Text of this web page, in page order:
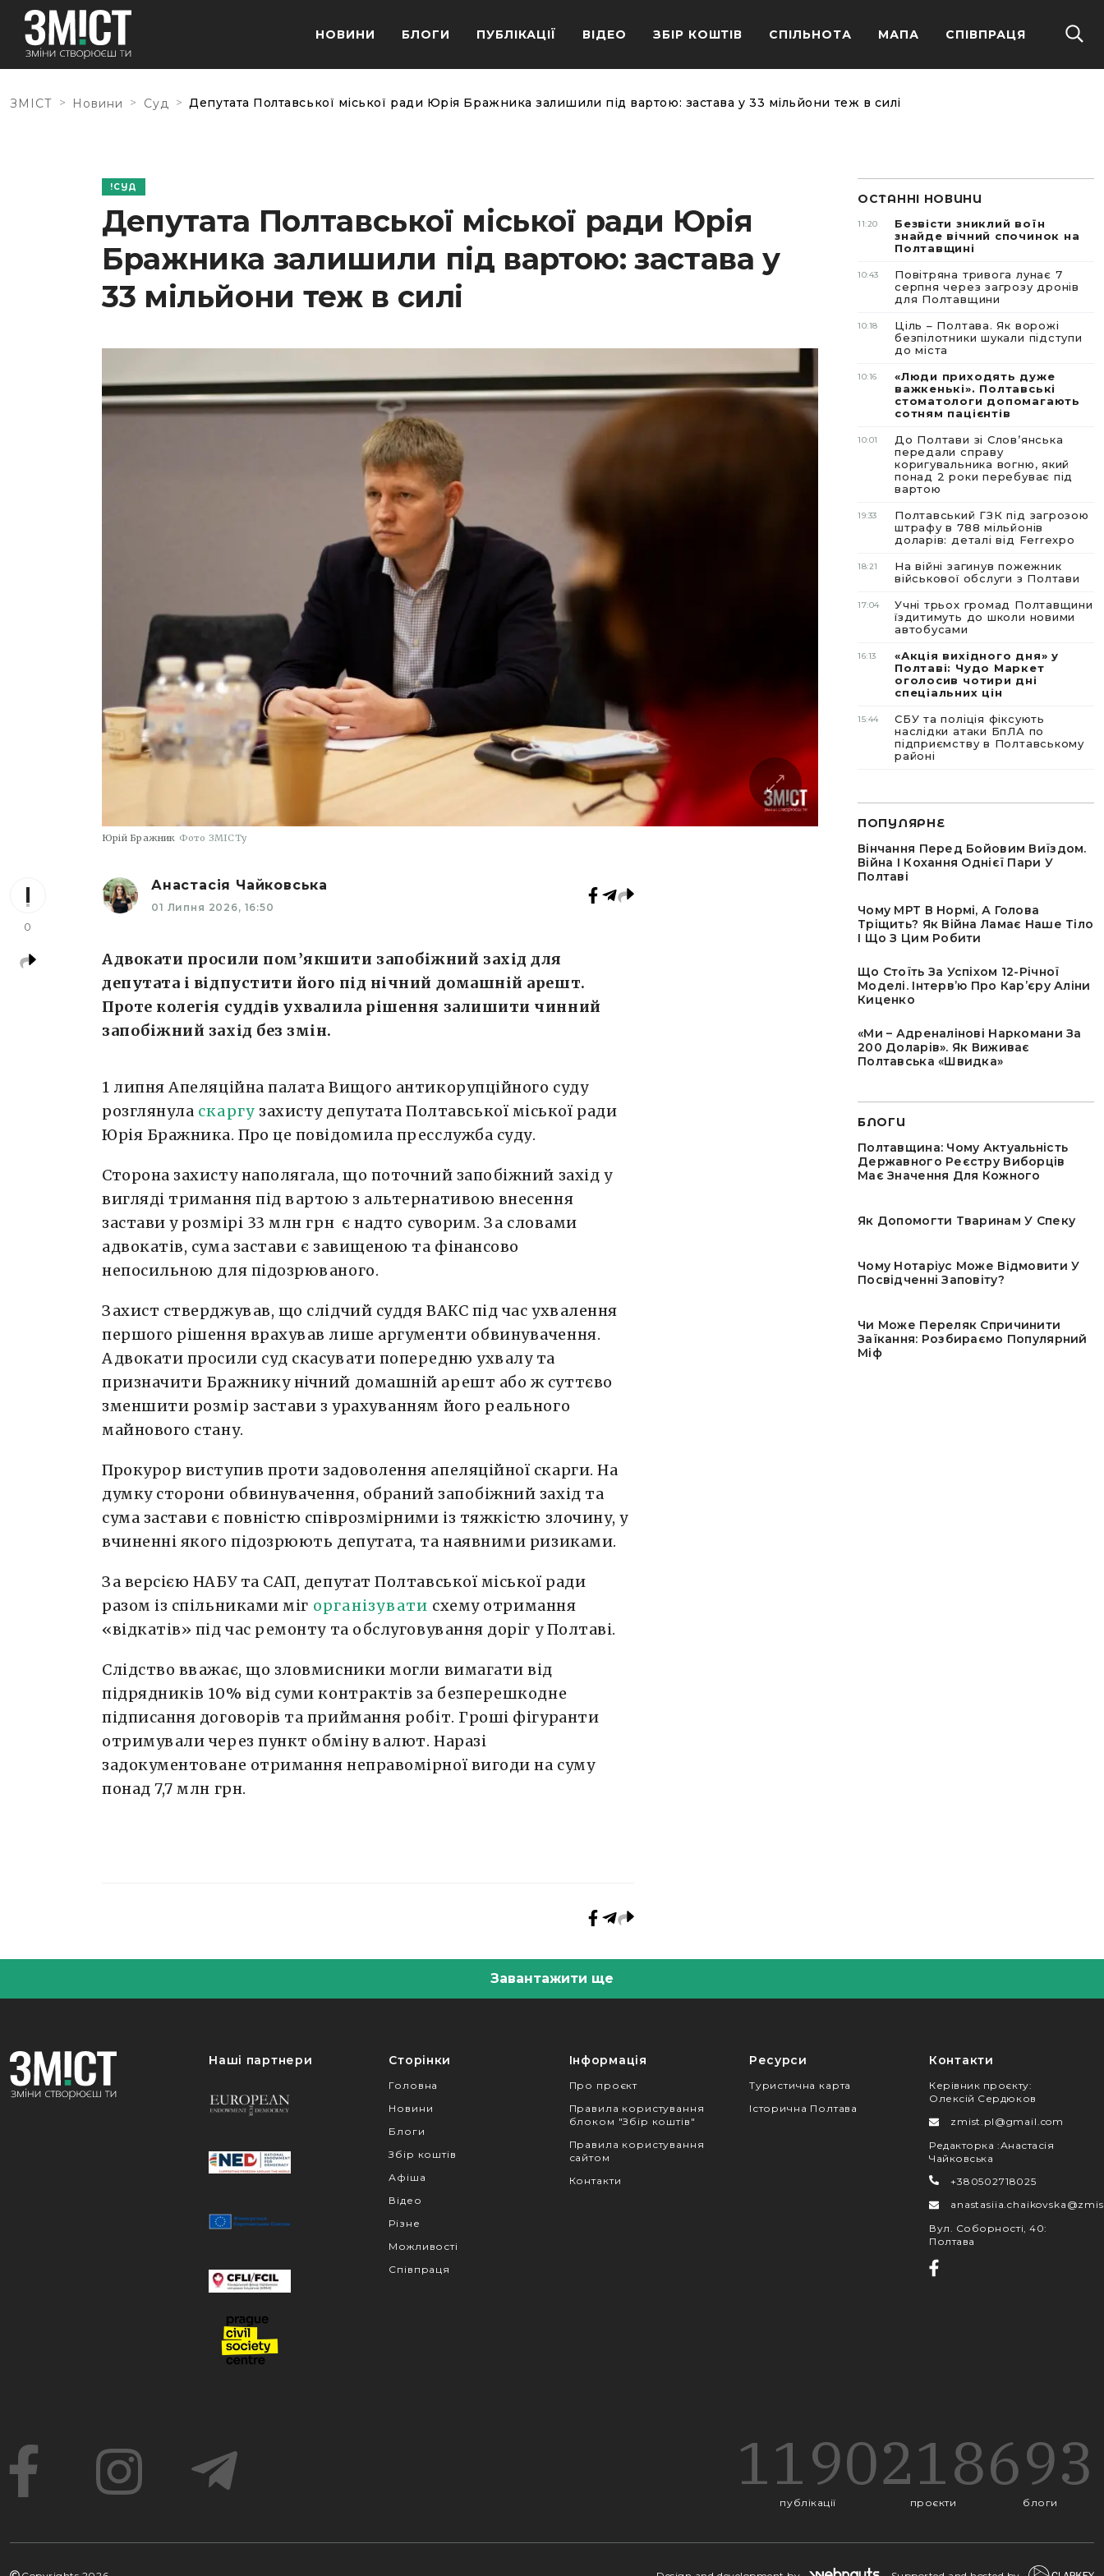
НОВИНИ БЛОГИ ПУБЛІКАЦІЇ ВІДЕО ЗБІР КОШТІВ СПІЛЬНОТА МАПА СПІВПРАЦЯ
ЗМІСТ > Новини > Суд > Депутата Полтавської міської ради Юрія Бражника залишили під вартою: застава у 33 мільйони теж в силі
СУД
Депутата Полтавської міської ради Юрія
Бражника залишили під вартою: застава у
33 мільйони теж в силі
Юрій Бражник Фото ЗМІСТу
0
Анастасія Чайковська
01 Липня 2026, 16:50
Адвокати просили пом’якшити запобіжний захід для
депутата і відпустити його під нічний домашній арешт.
Проте колегія суддів ухвалила рішення залишити чинний
запобіжний захід без змін.
1 липня Апеляційна палата Вищого антикорупційного суду
розглянула скаргу захисту депутата Полтавської міської ради
Юрія Бражника. Про це повідомила пресслужба суду.
Сторона захисту наполягала, що поточний запобіжний захід у
вигляді тримання під вартою з альтернативою внесення
застави у розмірі 33 млн грн є надто суворим. За словами
адвокатів, сума застави є завищеною та фінансово
непосильною для підозрюваного.
Захист стверджував, що слідчий суддя ВАКС під час ухвалення
першого рішення врахував лише аргументи обвинувачення.
Адвокати просили суд скасувати попередню ухвалу та
призначити Бражнику нічний домашній арешт або ж суттєво
зменшити розмір застави з урахуванням його реального
майнового стану.
Прокурор виступив проти задоволення апеляційної скарги. На
думку сторони обвинувачення, обраний запобіжний захід та
сума застави є повністю співрозмірними із тяжкістю злочину, у
вчиненні якого підозрюють депутата, та наявними ризиками.
За версією НАБУ та САП, депутат Полтавської міської ради
разом із спільниками міг організувати схему отримання
«відкатів» під час ремонту та обслуговування доріг у Полтаві.
Слідство вважає, що зловмисники могли вимагати від
підрядників 10% від суми контрактів за безперешкодне
підписання договорів та приймання робіт. Гроші фігуранти
отримували через пункт обміну валют. Наразі
задокументоване отримання неправомірної вигоди на суму
понад 7,7 млн грн.
ОСТАННІ НОВИНИ
11:20
Безвісти зниклий воїн
знайде вічний спочинок на
Полтавщині
10:43
Повітряна тривога лунає 7
серпня через загрозу дронів
для Полтавщини
10:18
Ціль – Полтава. Як ворожі
безпілотники шукали підступи
до міста
10:16
«Люди приходять дуже
важкенькі». Полтавські
стоматологи допомагають
сотням пацієнтів
10:01
До Полтави зі Словʼянська
передали справу
коригувальника вогню, який
понад 2 роки перебуває під
вартою
19:33
Полтавський ГЗК під загрозою
штрафу в 788 мільйонів
доларів: деталі від Ferrexpo
18:21
На війні загинув пожежник
військової обслуги з Полтави
17:04
Учні трьох громад Полтавщини
їздитимуть до школи новими
автобусами
16:13
«Акція вихідного дня» у
Полтаві: Чудо Маркет
оголосив чотири дні
спеціальних цін
15:44
СБУ та поліція фіксують
наслідки атаки БпЛА по
підприємству в Полтавському
районі
ПОПУЛЯРНЕ
Вінчання Перед Бойовим Виїздом.
Війна І Кохання Однієї Пари У
Полтаві
Чому МРТ В Нормі, А Голова
Тріщить? Як Війна Ламає Наше Тіло
І Що З Цим Робити
Що Стоїть За Успіхом 12-Річної
Моделі. Інтервʼю Про Карʼєру Аліни
Киценко
«Ми – Адреналінові Наркомани За
200 Доларів». Як Виживає
Полтавська «швидка»
БЛОГИ
Полтавщина: Чому Актуальність
Державного Реєстру Виборців
Має Значення Для Кожного
Як Допомогти Тваринам У Спеку
Чому Нотаріус Може Відмовити У
Посвідченні Заповіту?
Чи Може Переляк Спричинити
Заїкання: Розбираємо Популярний
Міф
Завантажити ще
Наші партнери Сторінки
Головна
Новини
Блоги
Збір коштів
Афіша
Відео
Різне
Можливості
Співпраця
Інформація
Про проєкт
Правила користування
блоком "Збір коштів"
Правила користування
сайтом
Контакти
Ресурси
Туристична карта
Історична Полтава
Контакти
Керівник проєкту:
Олексій Сердюков
zmist.pl@gmail.com
Редакторка :Анастасія
Чайковська
+380502718025
Вул. Соборності, 40:
Полтава
1190
публікації
218
проєкти
693
блоги